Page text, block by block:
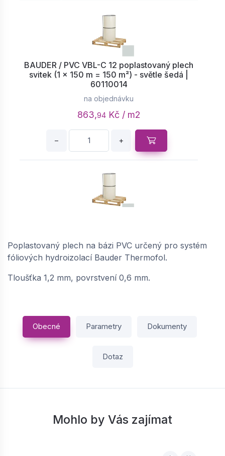
BAUDER / PVC VBL-C 12 poplastovaný plech
svitek (1 × 150 m = 150 m²) - světle šedá |
60110014
na objednávku
863,94Kč / m2
− +
60110012
Skladem: > 5 m2
94 Kč / m2
BAUDER / PVC VBL-C 12 poplastovaný plech
svitek (1 × 300 m = 300 m²) - světle šedá |
60110015
− +
Poplastovaný plech na bázi PVC určený pro systém
fóliových hydroizolací Bauder Thermofol.
Tloušťka 1,2 mm, povrstvení 0,6 mm.
Obecné Parametry Dokumenty
Dotaz
Mohlo by Vás zajímat